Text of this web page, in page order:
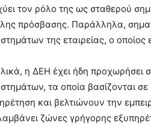
τον ρόλο της ως σταθερού
πρόσβασης. Παράλληλα,
της εταιρείας, ο
η ΔΕΗ έχει ήδη προχωρήσει
τα οποία βασίζονται
και βελτιώνουν την
ζώνες γρήγορης